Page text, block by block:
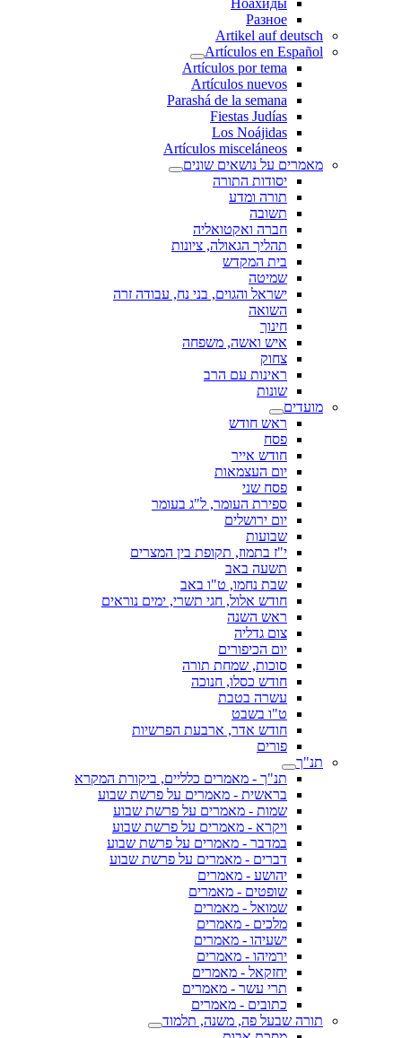
Ноахиды
Разное
Artikel auf deutsch
Artículos en Español
Artículos por tema
Artículos nuevos
Parashá de la semana
Fiestas Judías
Los Noájidas
Artículos misceláneos
מאמרים על נושאים שונים
יסודות התורה
תורה ומדע
תשובה
חברה ואקטואליה
תהליך הגאולה, ציונות
בית המקדש
שמיטה
ישראל והגוים, בני נח, עבודה זרה
השואה
חינוך
איש ואשה, משפחה
צחוק
ראינות עם הרב
שונות
מועדים
ראש חודש
פסח
חודש אייר
יום העצמאות
פסח שני
ספירת העומר, ל"ג בעומר
יום ירושלים
שבועות
י"ז בתמוז, תקופת בין המצרים
תשעה באב
שבת נחמו, ט"ו באב
חודש אלול, חגי תשרי, ימים נוראים
ראש השנה
צום גדליה
יום הכיפורים
סוכות, שמחת תורה
חודש כסלו, חנוכה
עשרה בטבת
ט"ו בשבט
חודש אדר, ארבעת הפרשיות
פורים
תנ"ך
תנ"ך - מאמרים כלליים, ביקורת המקרא
בראשית - מאמרים על פרשת שבוע
שמות - מאמרים על פרשת שבוע
ויקרא - מאמרים על פרשת שבוע
במדבר - מאמרים על פרשת שבוע
דברים - מאמרים על פרשת שבוע
יהושע - מאמרים
שופטים - מאמרים
שמואל - מאמרים
מלכים - מאמרים
ישעיהו - מאמרים
ירמיהו - מאמרים
יחזקאל - מאמרים
תרי עשר - מאמרים
כתובים - מאמרים
תורה שבעל פה, משנה, תלמוד